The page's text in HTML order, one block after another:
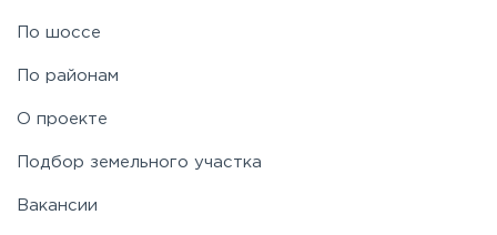
По шоссе
По районам
О проекте
Подбор земельного участка
Вакансии